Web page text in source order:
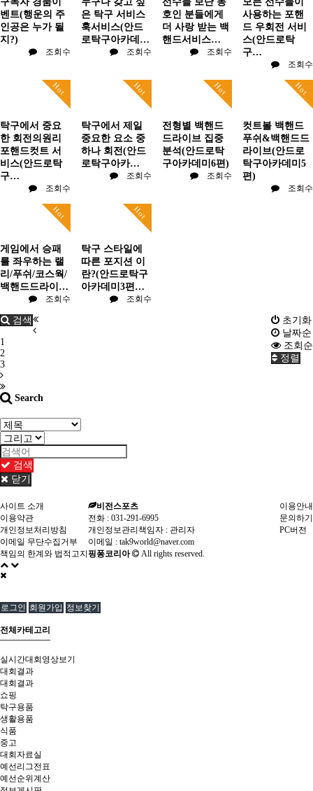
벤트(행운의 주
인공은 누가 될
지?)
조회수
은 탁구 서비스
훅서비스(안드
로탁구아카데…
조회수
호인 분들에게
더 사랑 받는 백
핸드서비스…
조회수
사용하는 포핸
드 우회전 서비
스(안드로탁
구…
조회수
Hot
탁구에서 중요
한 회전의원리
포핸드컷트 서
비스(안드로탁
구…
조회수
Hot
탁구에서 제일
중요한 요소 중
하나 회전(안드
로탁구아카…
조회수
Hot
전형별 백핸드
드라이브 집중
분석(안드로탁
구아카데미6편)
조회수
Hot
컷트볼 백핸드
푸쉬&백핸드드
라이브(안드로
탁구아카데미5
편)
조회수
Hot
게임에서 승패
를 좌우하는 랠
리/푸쉬/코스웍/
백핸드드라이…
조회수
Hot
탁구 스타일에
따른 포지션 이
란?(안드로탁구
아카데미3편…
조회수
초기화
날짜순
조회순
정렬
검색
1
2
3
Search
검색
닫기
사이트 소개
이용약관
개인정보처리방침
이메일 무단수집거부
책임의 한계와 법적고지
이용안내
문의하기
PC버전
비전스포츠
전화 : 031-291-6995
개인정보관리책임자 : 관리자
이메일 : tak9world@naver.com
핑퐁코리아
All rights reserved.
로그인 회원가입 정보찾기
전체카테고리
실시간대회영상보기
대회결과
대회결과
쇼핑
탁구용품
생활용품
식품
중고
대회자료실
예선리그전표
예선순위계산